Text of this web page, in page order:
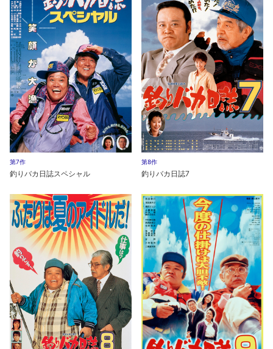
第7作
釣りバカ日誌スペシャル
第8作
釣りバカ日誌7